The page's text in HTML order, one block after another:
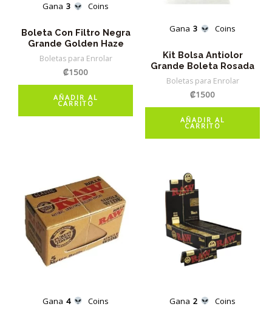
Gana 3 Coins
Boleta Con Filtro Negra
Grande Golden Haze
Boletas para Enrolar
₡1500
AÑADIR AL
CARRITO
Gana 3 Coins
Kit Bolsa Antiolor
Grande Boleta Rosada
Boletas para Enrolar
₡1500
AÑADIR AL
CARRITO
Gana 4 Coins Gana 2 Coins